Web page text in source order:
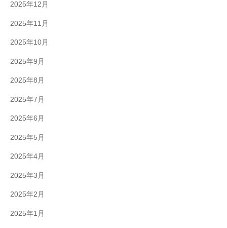
2025年12月
2025年11月
2025年10月
2025年9月
2025年8月
2025年7月
2025年6月
2025年5月
2025年4月
2025年3月
2025年2月
2025年1月